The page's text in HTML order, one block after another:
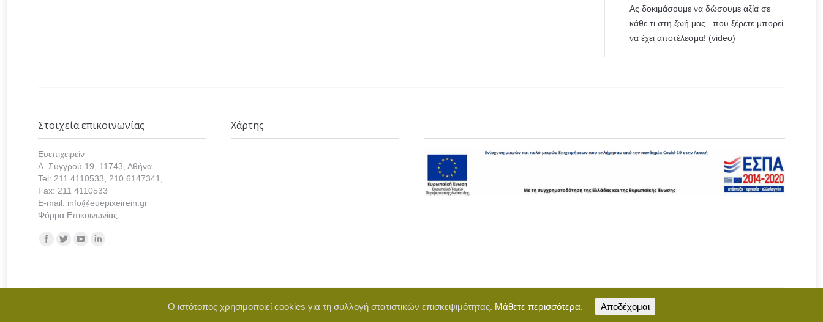
Ας δοκιμάσουμε να δώσουμε αξία σε
κάθε τι στη ζωή μας...που ξέρετε μπορεί
να έχει αποτέλεσμα! (video)
Στοιχεία επικοινωνίας
Ευεπιχειρείν
Λ. Συγγρού 19, 11743, Αθήνα
Tel: 211 4110533, 210 6147341,
Fax: 211 4110533
E-mail: info@euepixeirein.gr
Φόρμα Επικοινωνίας
Find us on:
Χάρτης
Copyright © 2021 euepixeirein.gr | Developed by BigWebTheory
Ο ιστότοπος χρησιμοποιεί cookies για τη συλλογή στατιστικών επισκεψιμότητας. Μάθετε περισσότερα. Αποδέχομαι